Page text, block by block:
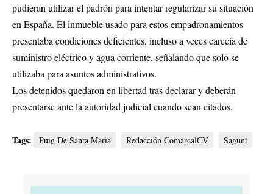
pudieran utilizar el padrón para intentar regularizar su situación
en España. El inmueble usado para estos empadronamientos
presentaba condiciones deficientes, incluso a veces carecía de
suministro eléctrico y agua corriente, señalando que solo se
utilizaba para asuntos administrativos.
Los detenidos quedaron en libertad tras declarar y deberán
presentarse ante la autoridad judicial cuando sean citados.
Tags: Puig De Santa Maria Redacción ComarcalCV Sagunt